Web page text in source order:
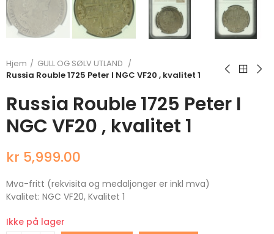
Hjem
GULL OG SØLV UTLAND
Russia Rouble 1725 Peter I NGC VF20 , kvalitet 1
Russia Rouble 1725 Peter I
NGC VF20 , kvalitet 1
kr 5,999.00
Mva-fritt (rekvisita og medaljonger er inkl mva)
Kvalitet: NGC VF20, Kvalitet 1
Ikke på lager